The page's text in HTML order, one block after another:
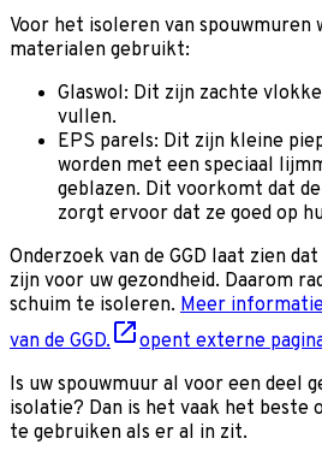
Voor het isoleren van spouwmuren
materialen gebruikt:
Glaswol: Dit zijn zachte
vullen.
EPS parels: Dit zijn kleine
worden met een speciaal
geblazen. Dit voorkomt dat
zorgt ervoor dat ze goed op
Onderzoek van de GGD laat zien
zijn voor uw gezondheid. Daarom
schuim te isoleren. Meer
van de GGD.
opent externe
Is uw spouwmuur al voor een deel
isolatie? Dan is het vaak het beste
te gebruiken als er al in zit.